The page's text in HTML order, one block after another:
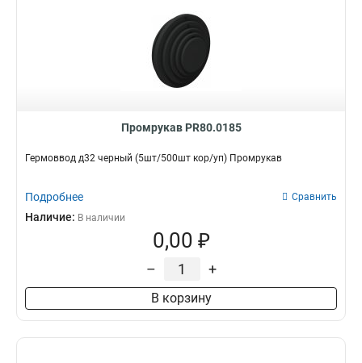
Промрукав PR80.0185
Гермоввод д32 черный (5шт/500шт кор/уп) Промрукав
Подробнее Сравнить
Наличие: В наличии
0,00 ₽
– +
В корзину